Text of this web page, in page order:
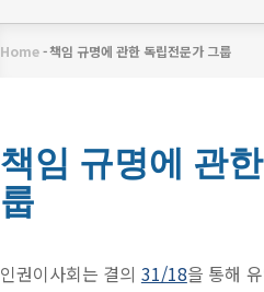
메
경
로
Home-책임 규명에 관한 독립전문가 그룹
책임 규명에 관
룹
인권이사회는 결의 31/18을 통해